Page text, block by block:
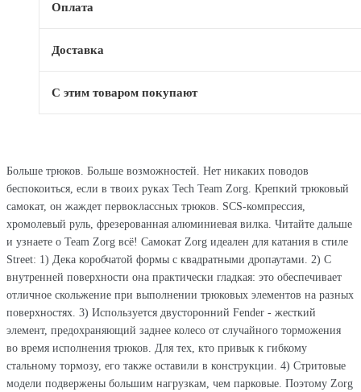
Оплата
Доставка
С этим товаром покупают
Больше трюков. Больше возможностей. Нет никаких поводов
беспокоиться, если в твоих руках Tech Team Zorg. Крепкий трюковый
самокат, он жаждет первоклассных трюков. SCS-компрессия,
хромолевый руль, фрезерованная алюминиевая вилка. Читайте дальше
и узнаете о Team Zorg всё! Самокат Zorg идеален для катания в стиле
Street: 1) Дека коробчатой формы с квадратными дропаутами. 2) С
внутренней поверхности она практически гладкая: это обеспечивает
отличное скольжение при выполнении трюковых элементов на разных
поверхностях. 3) Используется двусторонний Fender - жесткий
элемент, предохраняющий заднее колесо от случайного торможения
во время исполнения трюков. Для тех, кто привык к гибкому
стальному тормозу, его также оставили в конструкции. 4) Стритовые
модели подвержены большим нагрузкам, чем парковые. Поэтому Zorg